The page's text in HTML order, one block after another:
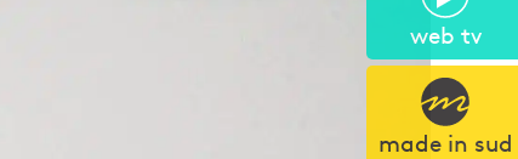
web tv
made in sud